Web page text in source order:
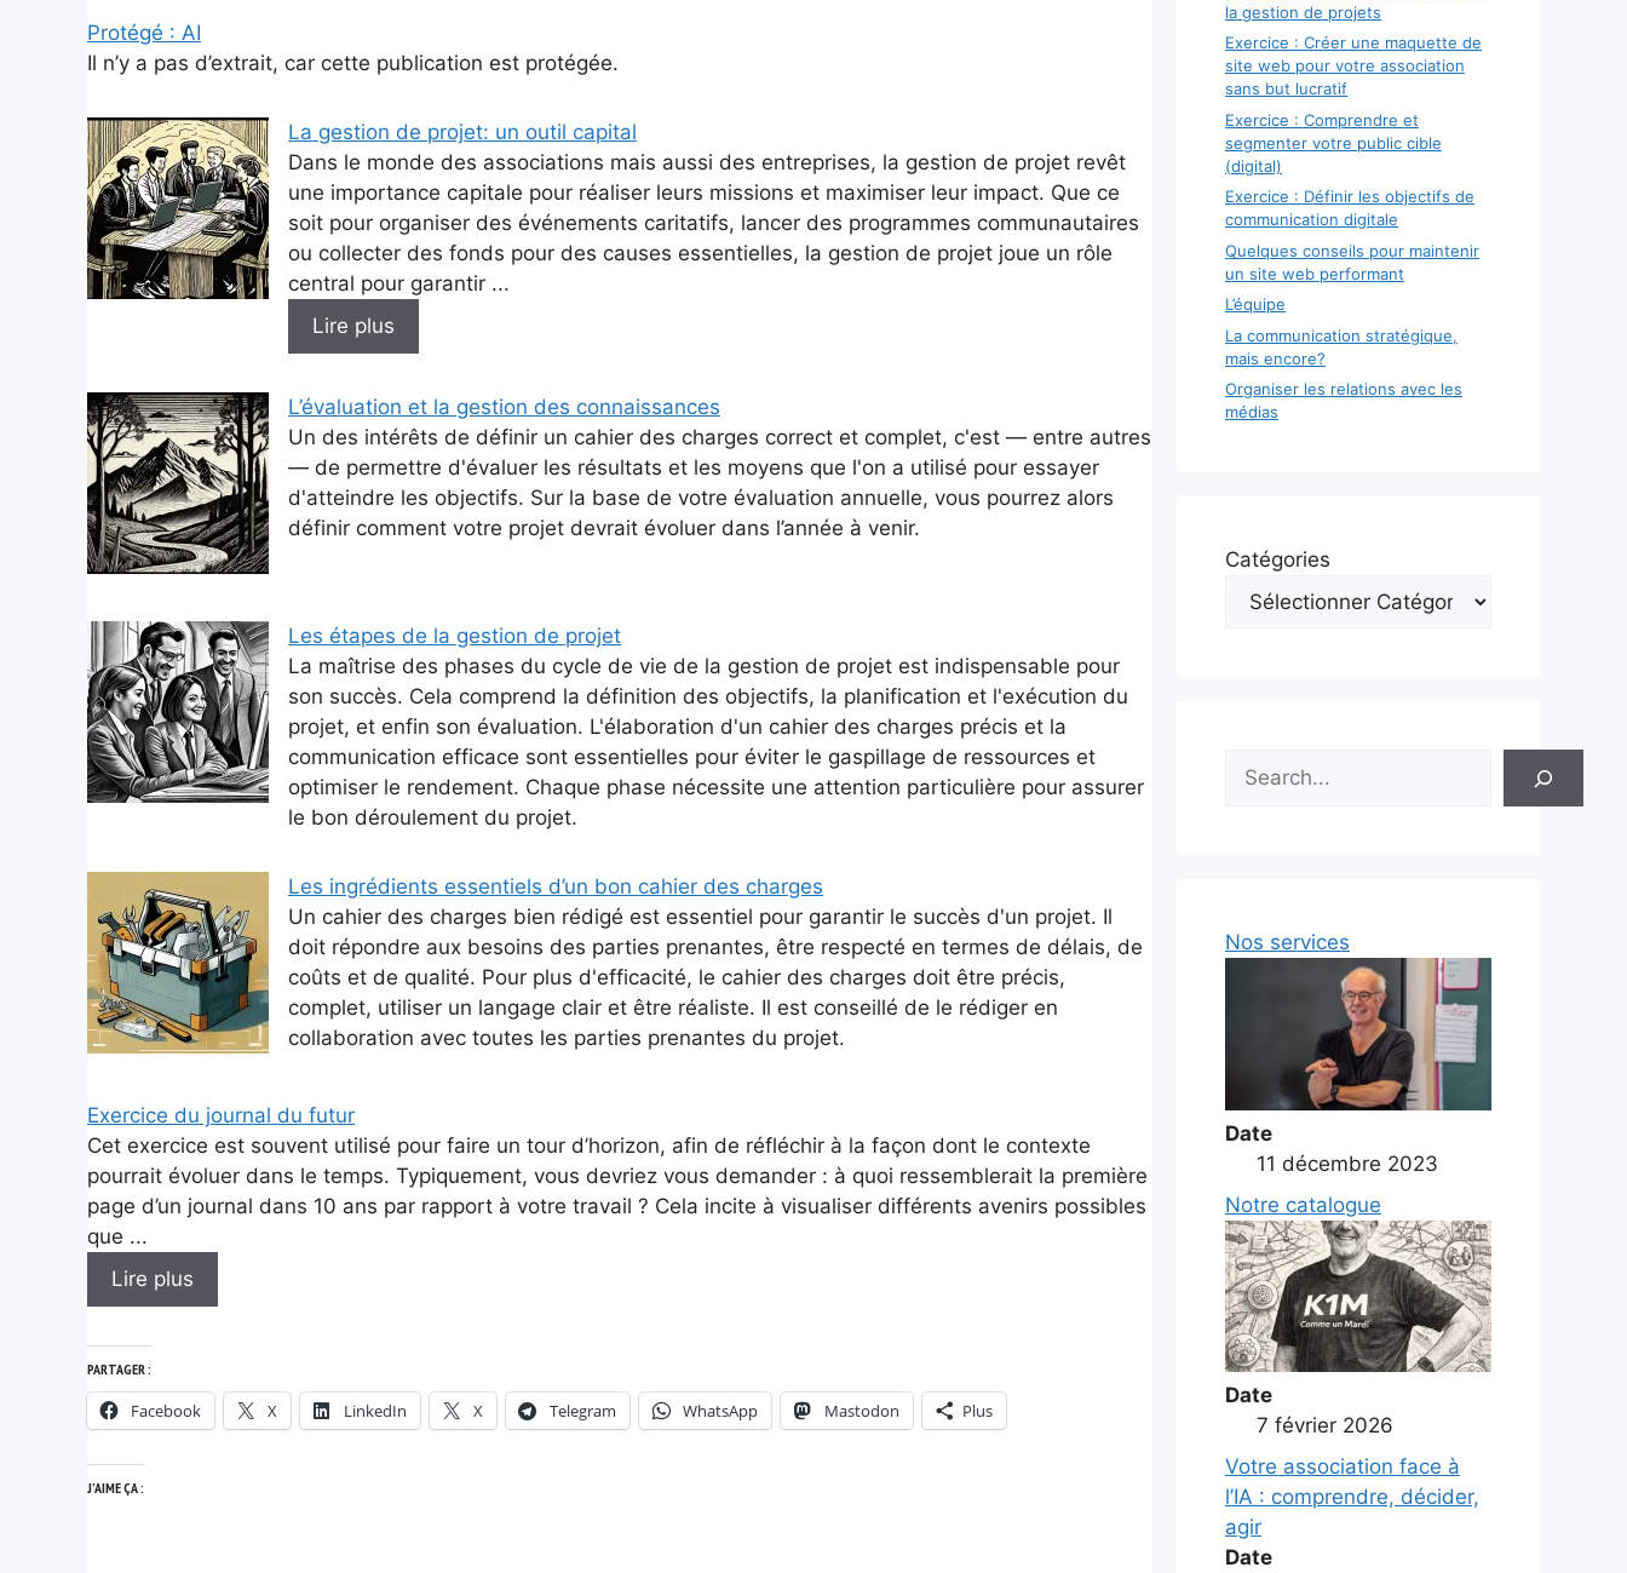
Protégé : AI
Il n’y a pas d’extrait, car cette publication est protégée.
La gestion de projet: un outil capital
Dans le monde des associations mais aussi des entreprises, la gestion de projet revêt
une importance capitale pour réaliser leurs missions et maximiser leur impact. Que ce
soit pour organiser des événements caritatifs, lancer des programmes communautaires
ou collecter des fonds pour des causes essentielles, la gestion de projet joue un rôle
central pour garantir ...
Lire plus
L’évaluation et la gestion des connaissances
Un des intérêts de définir un cahier des charges correct et complet, c'est — entre autres
— de permettre d'évaluer les résultats et les moyens que l'on a utilisé pour essayer
d'atteindre les objectifs. Sur la base de votre évaluation annuelle, vous pourrez alors
définir comment votre projet devrait évoluer dans l’année à venir.
Les étapes de la gestion de projet
La maîtrise des phases du cycle de vie de la gestion de projet est indispensable pour
son succès. Cela comprend la définition des objectifs, la planification et l'exécution du
projet, et enfin son évaluation. L'élaboration d'un cahier des charges précis et la
communication efficace sont essentielles pour éviter le gaspillage de ressources et
optimiser le rendement. Chaque phase nécessite une attention particulière pour assurer
le bon déroulement du projet.
Les ingrédients essentiels d’un bon cahier des charges
Un cahier des charges bien rédigé est essentiel pour garantir le succès d'un projet. Il
doit répondre aux besoins des parties prenantes, être respecté en termes de délais, de
coûts et de qualité. Pour plus d'efficacité, le cahier des charges doit être précis,
complet, utiliser un langage clair et être réaliste. Il est conseillé de le rédiger en
collaboration avec toutes les parties prenantes du projet.
Exercice du journal du futur
Cet exercice est souvent utilisé pour faire un tour d’horizon, afin de réfléchir à la façon dont le contexte
pourrait évoluer dans le temps. Typiquement, vous devriez vous demander : à quoi ressemblerait la première
page d’un journal dans 10 ans par rapport à votre travail ? Cela incite à visualiser différents avenirs possibles
que ...
Lire plus
PARTAGER :
Facebook X LinkedIn X Telegram WhatsApp Mastodon Plus
J’AIME ÇA :
la gestion de projets
Exercice : Créer une maquette de
site web pour votre association
sans but lucratif
Exercice : Comprendre et
segmenter votre public cible
(digital)
Exercice : Définir les objectifs de
communication digitale
Quelques conseils pour maintenir
un site web performant
L’équipe
La communication stratégique,
mais encore?
Organiser les relations avec les
médias
Catégories
Rechercher
Nos services
Date
11 décembre 2023
Notre catalogue
Date
7 février 2026
Votre association face à
l’IA : comprendre, décider,
agir
Date